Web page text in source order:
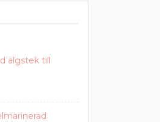
älgstek till